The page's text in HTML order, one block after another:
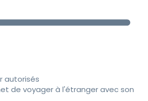
autorisés
de voyager à l'étranger avec son